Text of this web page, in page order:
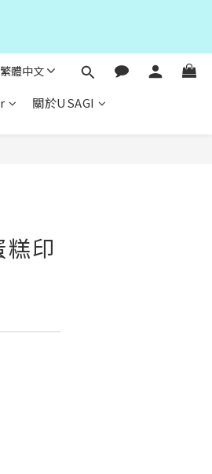
關於USAGI
繁體中文
糕印
立即購買